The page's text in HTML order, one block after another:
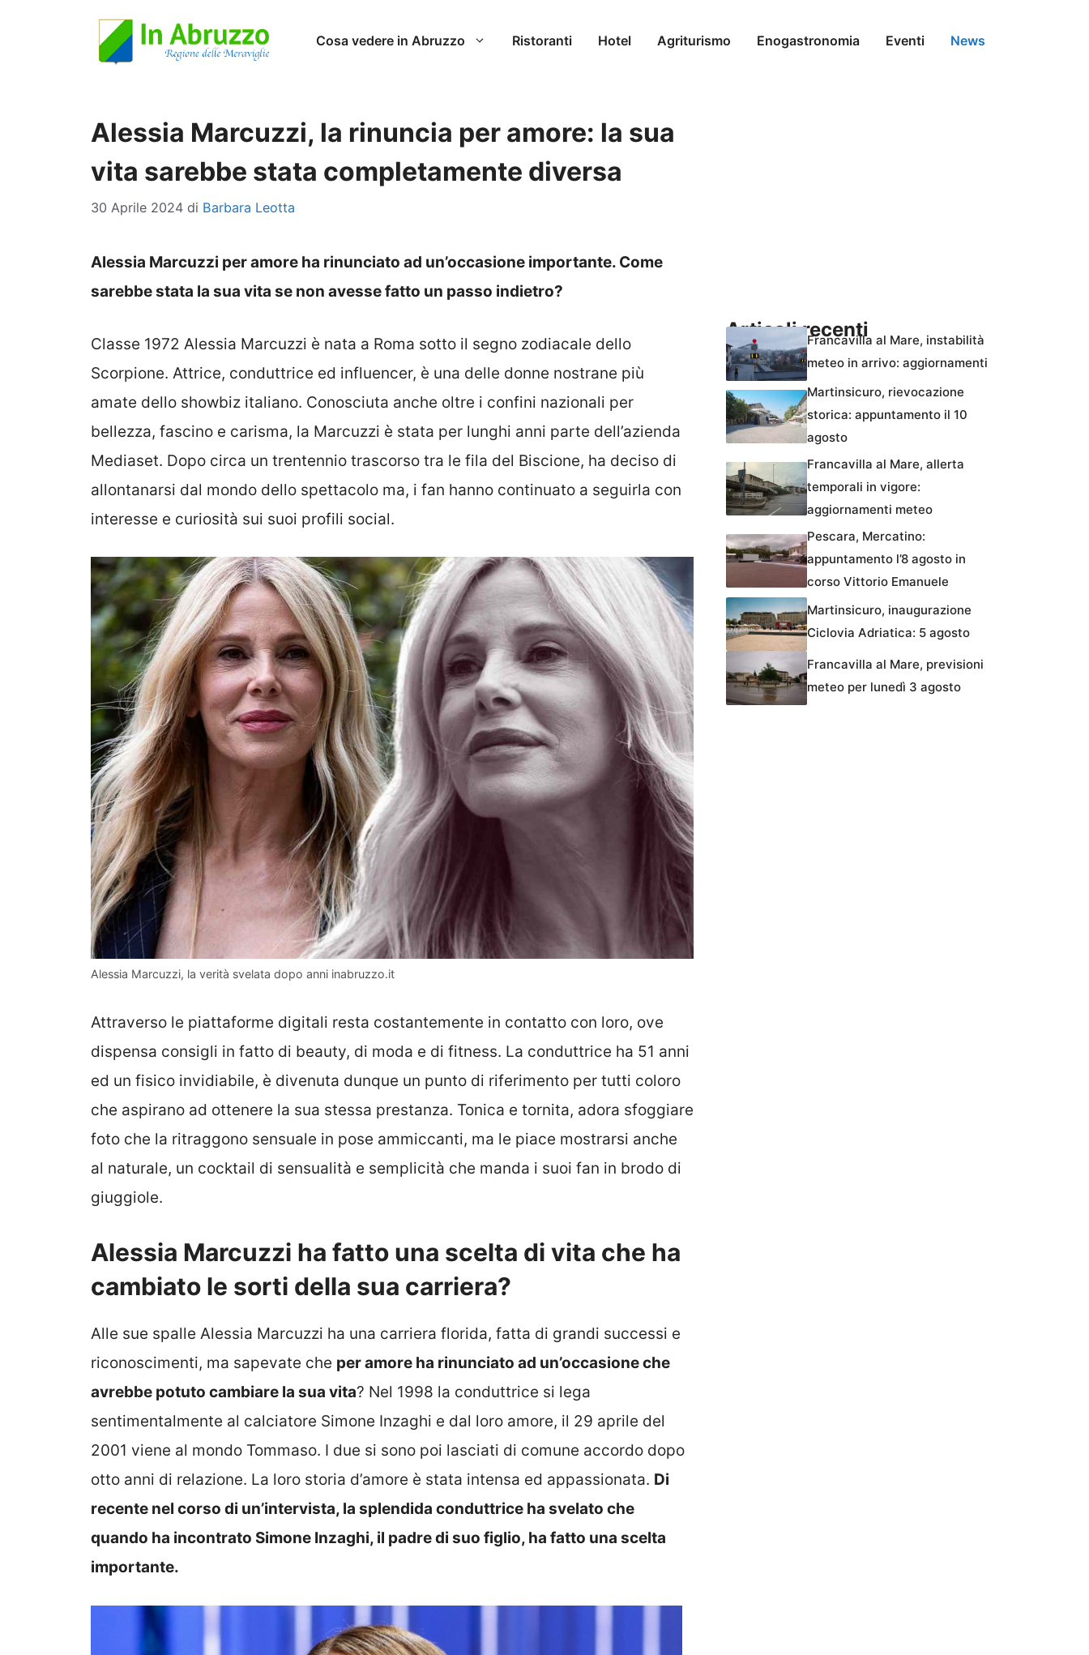
Cosa vedere in Abruzzo Ristoranti Hotel Agriturismo Enogastronomia Eventi News
Alessia Marcuzzi, la rinuncia per amore: la sua
vita sarebbe stata completamente diversa
30 Aprile 2024 di Barbara Leotta
Alessia Marcuzzi per amore ha rinunciato ad un’occasione importante. Come
sarebbe stata la sua vita se non avesse fatto un passo indietro?
Classe 1972 Alessia Marcuzzi è nata a Roma sotto il segno zodiacale dello
Scorpione. Attrice, conduttrice ed influencer, è una delle donne nostrane più
amate dello showbiz italiano. Conosciuta anche oltre i confini nazionali per
bellezza, fascino e carisma, la Marcuzzi è stata per lunghi anni parte dell’azienda
Mediaset. Dopo circa un trentennio trascorso tra le fila del Biscione, ha deciso di
allontanarsi dal mondo dello spettacolo ma, i fan hanno continuato a seguirla con
interesse e curiosità sui suoi profili social.
Alessia Marcuzzi, la verità svelata dopo anni inabruzzo.it
Attraverso le piattaforme digitali resta costantemente in contatto con loro, ove
dispensa consigli in fatto di beauty, di moda e di fitness. La conduttrice ha 51 anni
ed un fisico invidiabile, è divenuta dunque un punto di riferimento per tutti coloro
che aspirano ad ottenere la sua stessa prestanza. Tonica e tornita, adora sfoggiare
foto che la ritraggono sensuale in pose ammiccanti, ma le piace mostrarsi anche
al naturale, un cocktail di sensualità e semplicità che manda i suoi fan in brodo di
giuggiole.
Alessia Marcuzzi ha fatto una scelta di vita che ha
cambiato le sorti della sua carriera?
Alle sue spalle Alessia Marcuzzi ha una carriera florida, fatta di grandi successi e
riconoscimenti, ma sapevate che per amore ha rinunciato ad un’occasione che
avrebbe potuto cambiare la sua vita? Nel 1998 la conduttrice si lega
sentimentalmente al calciatore Simone Inzaghi e dal loro amore, il 29 aprile del
2001 viene al mondo Tommaso. I due si sono poi lasciati di comune accordo dopo
otto anni di relazione. La loro storia d’amore è stata intensa ed appassionata. Di
recente nel corso di un’intervista, la splendida conduttrice ha svelato che
quando ha incontrato Simone Inzaghi, il padre di suo figlio, ha fatto una scelta
importante.
Articoli recentiFrancavilla al Mare, instabilità
meteo in arrivo: aggiornamenti
Martinsicuro, rievocazione
storica: appuntamento il 10
agosto
Francavilla al Mare, allerta
temporali in vigore:
aggiornamenti meteo
Pescara, Mercatino:
appuntamento l’8 agosto in
corso Vittorio Emanuele
Martinsicuro, inaugurazione
Ciclovia Adriatica: 5 agosto
Francavilla al Mare, previsioni
meteo per lunedì 3 agosto